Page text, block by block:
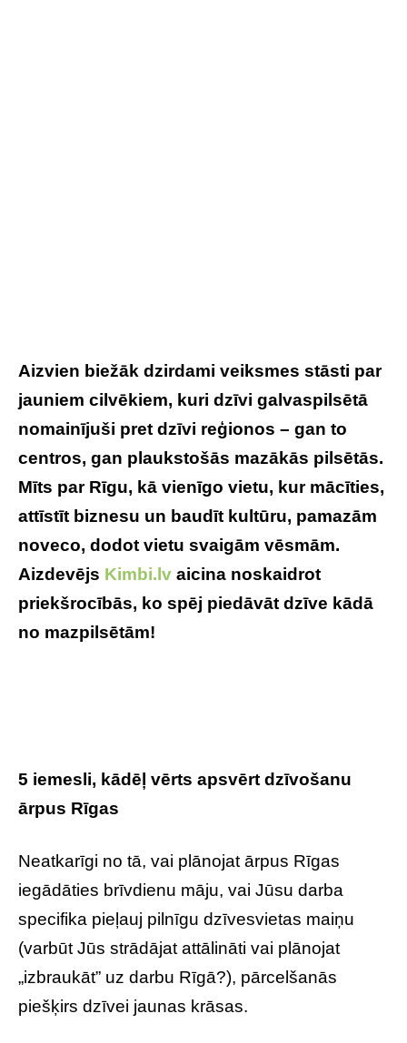
Aizvien biežāk dzirdami veiksmes stāsti par
jauniem cilvēkiem, kuri dzīvi galvaspilsētā
nomainījuši pret dzīvi reģionos – gan to
centros, gan plaukstošās mazākās pilsētās.
Mīts par Rīgu, kā vienīgo vietu, kur mācīties,
attīstīt biznesu un baudīt kultūru, pamazām
noveco, dodot vietu svaigām vēsmām.
Aizdevējs Kimbi.lv aicina noskaidrot
priekšrocībās, ko spēj piedāvāt dzīve kādā
no mazpilsētām!
5 iemesli, kādēļ vērts apsvērt dzīvošanu
ārpus Rīgas
Neatkarīgi no tā, vai plānojat ārpus Rīgas
iegādāties brīvdienu māju, vai Jūsu darba
specifika pieļauj pilnīgu dzīvesvietas maiņu
(varbūt Jūs strādājat attālināti vai plānojat
„izbraukāt” uz darbu Rīgā?), pārcelšanās
piešķirs dzīvei jaunas krāsas.